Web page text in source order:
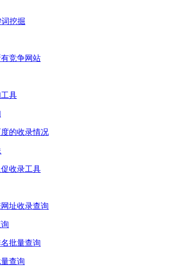
挖掘
竞争网站
具
的收录情况
收录工具
址收录查询
批量查询
查询